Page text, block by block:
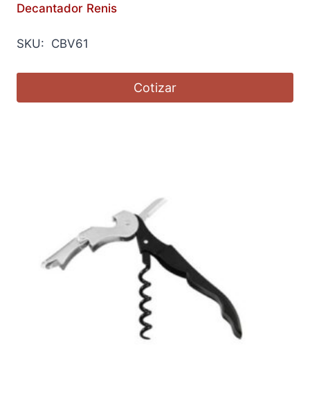
Decantador Renis
SKU: CBV61
Cotizar